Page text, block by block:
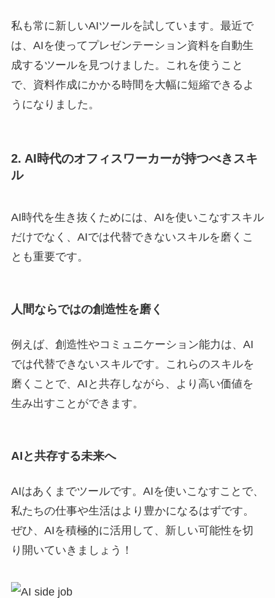
私も常に新しいAIツールを試しています。最近で
は、AIを使ってプレゼンテーション資料を自動生
成するツールを見つけました。これを使うこと
で、資料作成にかかる時間を大幅に短縮できるよ
うになりました。
2. AI時代のオフィスワーカーが持つべきスキ
ル
AI時代を生き抜くためには、AIを使いこなすスキル
だけでなく、AIでは代替できないスキルを磨くこ
とも重要です。
人間ならではの創造性を磨く
例えば、創造性やコミュニケーション能力は、AI
では代替できないスキルです。これらのスキルを
磨くことで、AIと共存しながら、より高い価値を
生み出すことができます。
AIと共存する未来へ
AIはあくまでツールです。AIを使いこなすことで、
私たちの仕事や生活はより豊かになるはずです。
ぜひ、AIを積極的に活用して、新しい可能性を切
り開いていきましょう！